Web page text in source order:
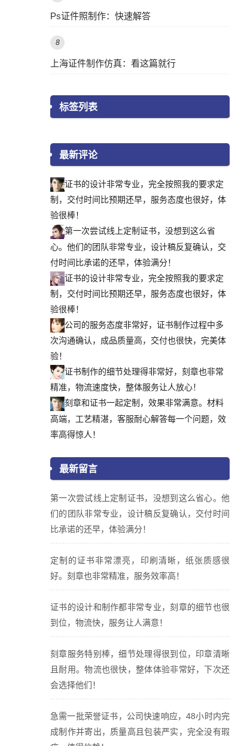
Ps证件照制作：快速解答
8
上海证件制作仿真：看这篇就行
标签列表
最新评论
证书的设计非常专业，完全按照我的要求定
制，交付时间比预期还早，服务态度也很好，体
验很棒！
第一次尝试线上定制证书，没想到这么省
心。他们的团队非常专业，设计稿反复确认，交
付时间比承诺的还早，体验满分！
证书的设计非常专业，完全按照我的要求定
制，交付时间比预期还早，服务态度也很好，体
验很棒！
公司的服务态度非常好，证书制作过程中多
次沟通确认，成品质量高，交付也很快，完美体
验！
证书制作的细节处理得非常好，刻章也非常
精准，物流速度快，整体服务让人放心！
刻章和证书一起定制，效果非常满意。材料
高端，工艺精湛，客服耐心解答每一个问题，效
率高得惊人！
最新留言
第一次尝试线上定制证书，没想到这么省心。他
们的团队非常专业，设计稿反复确认，交付时间
比承诺的还早，体验满分！
定制的证书非常漂亮，印刷清晰，纸张质感很
好。刻章也非常精准，服务效率高！
证书的设计和制作都非常专业，刻章的细节也很
到位，物流快，服务让人满意！
刻章服务特别棒，细节处理得很到位，印章清晰
且耐用。物流也很快，整体体验非常好，下次还
会选择他们！
急需一批荣誉证书，公司快速响应，48小时内完
成制作并寄出，质量高且包装严实，完全没有瑕